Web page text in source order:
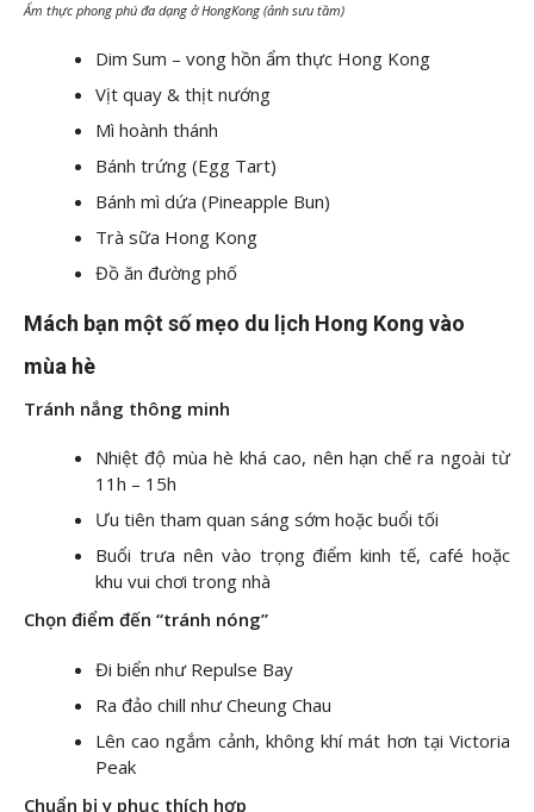
Ẩm thực phong phú đa dạng ở HongKong (ảnh sưu tầm)
Dim Sum – vong hồn ẩm thực Hong Kong
Vịt quay & thịt nướng
Mì hoành thánh
Bánh trứng (Egg Tart)
Bánh mì dứa (Pineapple Bun)
Trà sữa Hong Kong
Đồ ăn đường phố
Mách bạn một số mẹo du lịch Hong Kong vào
mùa hè
Tránh nắng thông minh
Nhiệt độ mùa hè khá cao, nên hạn chế ra ngoài từ
11h – 15h
Ưu tiên tham quan sáng sớm hoặc buổi tối
Buổi trưa nên vào trọng điểm kinh tế, café hoặc
khu vui chơi trong nhà
Chọn điểm đến “tránh nóng”
Đi biển như Repulse Bay
Ra đảo chill như Cheung Chau
Lên cao ngắm cảnh, không khí mát hơn tại Victoria
Peak
Chuẩn bị y phục thích hợp